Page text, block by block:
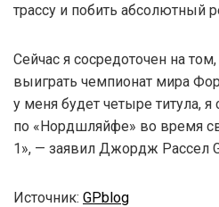
трассу и побить абсолютный
Сейчас я сосредоточен на
выиграть чемпионат мира
у меня будет четыре титула, я
по «Нордшляйфе» во время
1», — заявил Джордж Рассел
Источник: GPblog